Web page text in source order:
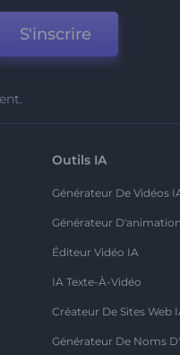
S'inscrire
Outils IA
Générateur De Vidéos
Générateur
Éditeur Vidéo IA
IA Texte-À-Vidéo
Créateur De Sites Web
Générateur De Noms